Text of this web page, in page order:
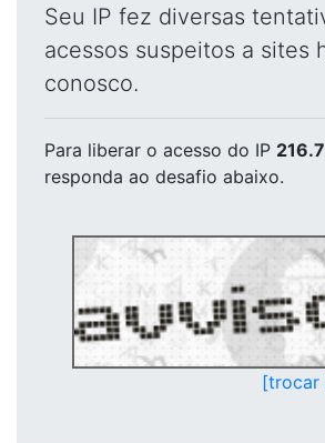
Seu IP fez diversas
acessos suspeitos a sites
conosco.
Para liberar o acesso do IP
responda ao desafio abaixo.
[trocar